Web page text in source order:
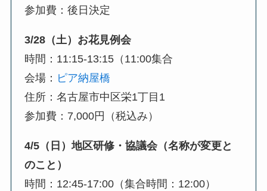
参加費：後日決定
3/28（土）お花見例会
時間：11:15-13:15（11:00集合
会場： ピア納屋橋
住所：名古屋市中区栄1丁目1
参加費：7,000円（税込み）
4/5（日）地区研修・協議会（名称が変更と
のこと）
時間：12:45-17:00（集合時間：12:00）